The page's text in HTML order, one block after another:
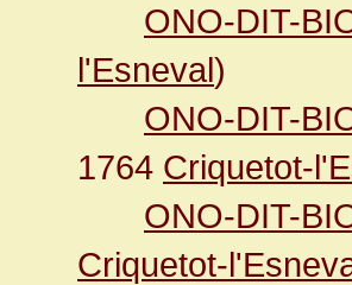
ONO-DIT-
l'Esneval)
ONO-DIT-
1764 Criquetot-
ONO-DIT-
Criquetot-